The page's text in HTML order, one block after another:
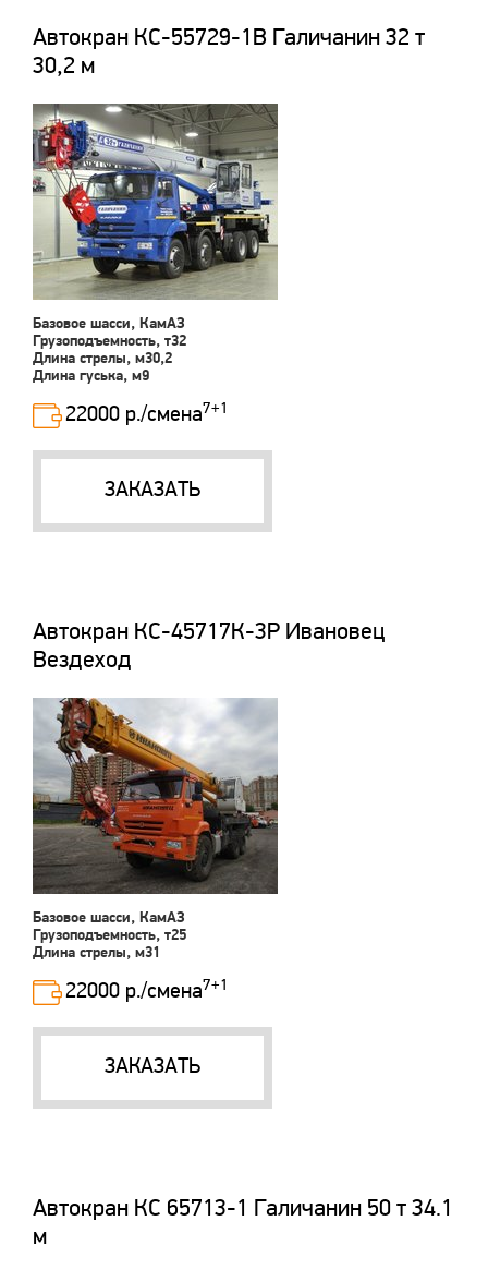
Автокран КС-55729-1В Галичанин 32 т
30,2 м
Базовое шасси, КамАЗ
Грузоподъемность, т32
Длина стрелы, м30,2
Длина гуська, м9
22000 р./смена7+1
ЗАКАЗАТЬ
Автокран КС-45717К-3Р Ивановец
Вездеход
Базовое шасси, КамАЗ
Грузоподъемность, т25
Длина стрелы, м31
22000 р./смена7+1
ЗАКАЗАТЬ
Автокран КС 65713-1 Галичанин 50 т 34.1
м